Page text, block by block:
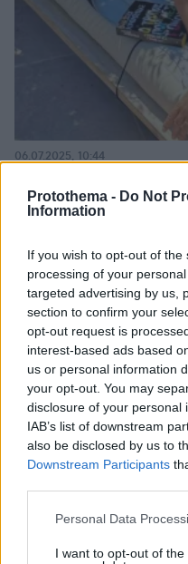
Protothema - Do Not
Information
If you wish to opt-out of
processing of your
targeted advertising by us,
section to confirm your
opt-out request is
interest-based ads based
us or personal information
your opt-out. You may
disclosure of your personal
IAB’s list of downstream
also be disclosed by us to
Downstream Participants
Please note that this
not limited to your visit or
Personal Data
I want to opt-out of
Φωτογραφίες: Η Ελένη
διακοπές της
06.07.2025, 10:44